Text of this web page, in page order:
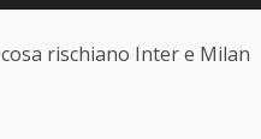
rischiano Inter e Milan